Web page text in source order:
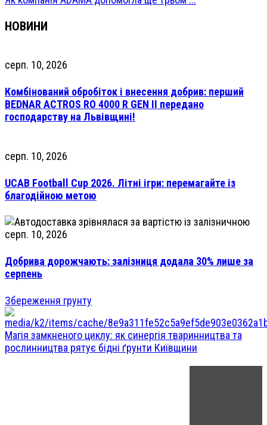
НОВИНИ
серп. 10, 2026
Комбінований обробіток і внесення добрив: перший
BEDNAR ACTROS RO 4000 R GEN II передано
господарству на Львівщині!
серп. 10, 2026
UCAB Football Cup 2026. Літні ігри: перемагайте із
благодійною метою
серп. 10, 2026
Добрива дорожчають: залізниця додала 30% лише за
серпень
Збереження грунту
Магія замкненого циклу: як синергія тваринництва та
рослинництва рятує бідні ґрунти Київщини